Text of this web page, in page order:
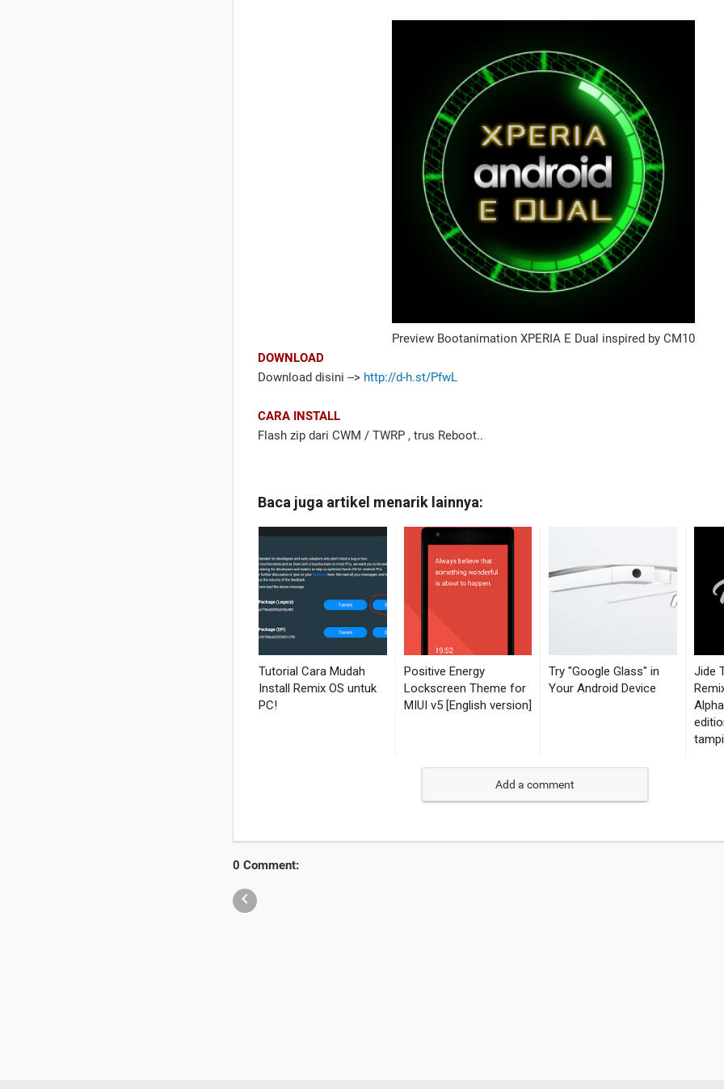
Preview Bootanimation XPERIA E Dual inspired by CM10
DOWNLOAD
Download disini --> http://d-h.st/PfwL
CARA INSTALL
Flash zip dari CWM / TWRP , trus Reboot..
Add a comment
0 Comment:
